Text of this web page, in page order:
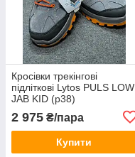
Кросівки трекінгові
підліткові Lytos PULS LOW
JAB KID (р38)
2 975 ₴/пара
Купити